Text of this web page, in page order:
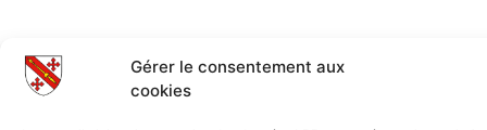
Gérer le consentement aux
cookies